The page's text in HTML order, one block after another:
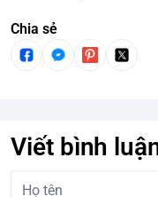
Chia sẻ
Viết bình